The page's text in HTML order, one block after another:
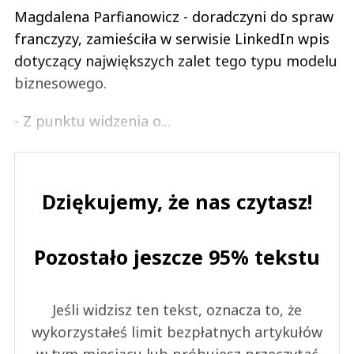
Magdalena Parfianowicz - doradczyni do spraw
franczyzy, zamieściła w serwisie LinkedIn wpis
dotyczący największych zalet tego typu modelu
biznesowego.
- Z punktu widzenia o...
Dziękujemy, że nas czytasz!
Pozostało jeszcze 95% tekstu
Jeśli widzisz ten tekst, oznacza to, że
wykorzystałeś limit bezpłatnych artykułów